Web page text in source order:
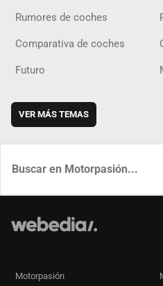
Rumores de coches
Comparativa de coches
Futuro
VER MÁS TEMAS
Motorpasión